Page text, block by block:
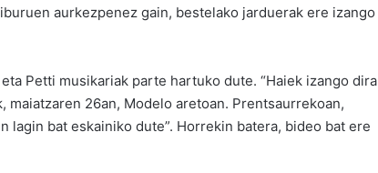
aurkezpenez gain, bestelako jarduerak ere izango
Petti musikariak parte hartuko dute. “Haiek izango dira
26an, Modelo aretoan. Prentsaurrekoan,
lagin bat eskainiko dute”. Horrekin batera, bideo bat ere